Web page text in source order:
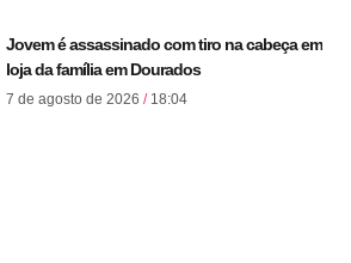
Jovem é assassinado com tiro na cabeça em
loja da família em Dourados
7 de agosto de 2026 18:04